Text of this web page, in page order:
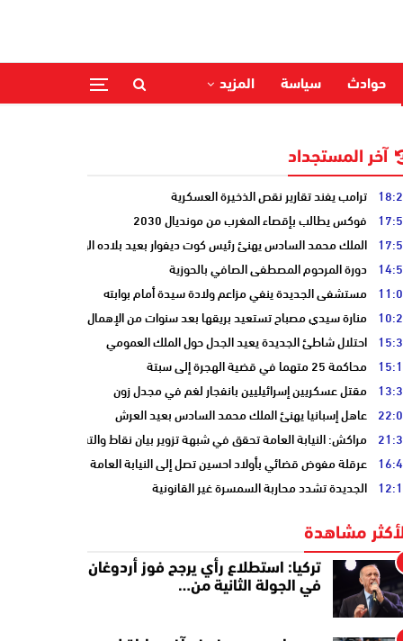
حوادث سياسة المزيد
آخر المستجداد
ترامب يفند تقارير نقص الذخيرة العسكرية
فوكس يطالب بإقصاء المغرب من مونديال 2030
الملك محمد السادس يهنئ رئيس كوت ديفوار بعيد بلاده الوطني
دورة المرحوم المصطفى الصافي بالحوزية
مستشفى الجديدة ينفي مزاعم ولادة سيدة أمام بوابته
منارة سيدي مصباح تستعيد بريقها بعد سنوات من الإهمال
احتلال شاطئ الجديدة يعيد الجدل حول الملك العمومي
محاكمة 25 متهما في قضية الهجرة إلى سبتة
مقتل عسكريين إسرائيليين بانفجار لغم في مجدل زون
عاهل إسبانيا يهنئ الملك محمد السادس بعيد العرش
مراكش: النيابة العامة تحقق في شبهة تزوير بيان نقاط والتشهير بطالب
عرقلة مفوض قضائي بأولاد احسين تصل إلى النيابة العامة
الجديدة تشدد محاربة السمسرة غير القانونية
مشاهدة
تركيا: استطلاع رأي يرجح فوز أردوغان
في الجولة الثانية من…